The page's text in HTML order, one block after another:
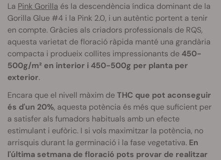
La Pink Gorilla és la descendència índica dominant de la
Gorilla Glue #4 i la Pink 2.0, i un autèntic portent a tenir
en compte. Gràcies als criadors professionals de RQS,
aquesta varietat de floració ràpida manté una grandària
compacta i produeix collites impressionants de 450-
500g/m² en interior i 450-500g per planta per
exterior.
Encara que el nivell màxim deTHC que pot aconseguir
és d'un 20%, aquesta potència és més que suficient per
a satisfer als fumadors habituals amb un efecte
estimulant i eufòric. I si vols maximitzar la potència, no
arrisquis durant la germinació i la fase vegetativa. En
l'última setmana de floració pots provar de realitzar